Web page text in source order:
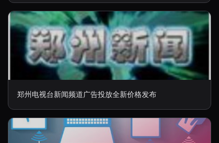
郑州电视台新闻频道广告投放全新价格发布